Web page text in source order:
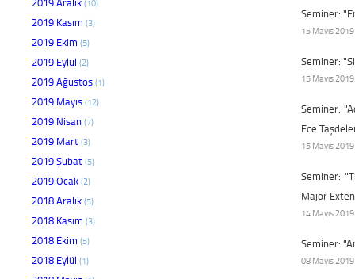
(10)
2019 Kasım (3)
2019 Ekim (5)
2019 Eylül (2)
2019 Ağustos (1)
2019 Mayıs (12)
2019 Nisan (7)
2019 Mart (3)
2019 Şubat (5)
2019 Ocak (2)
2018 Aralık (5)
2018 Kasım (3)
2018 Ekim (5)
2018 Eylül (1)
Seminer:
15 Mayıs
Seminer:
15 Mayıs
Seminer:
Ece
15 Mayıs
Seminer:
Major
14 Mayıs
Seminer:
08 Mayıs